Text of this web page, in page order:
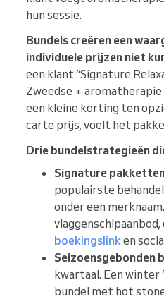
hun sessie.
Bundels creëren een
individuele prijzen niet
een klant “Signature
Zweedse +
een kleine korting ten
carte prijs, voelt het
Drie bundelstrategieën
Signature
populairste
onder een
boekingslink en
Seizoensgebonden
kwartaal. Een winter
bundel met hot